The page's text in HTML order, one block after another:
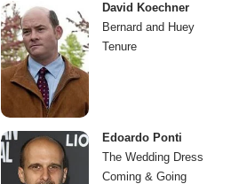
David Koechner
Bernard and Huey
Tenure
Edoardo Ponti
The Wedding Dress
Coming & Going